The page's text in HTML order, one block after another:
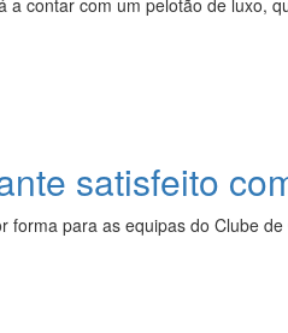
contar com um pelotão de luxo,
satisfeito
para as equipas do Clube de